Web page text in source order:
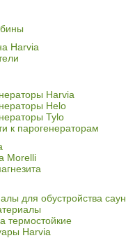
Harvia
Harvia
Helo
Tylo
к парогенераторам
Morelli
для обустройства саун
термостойкие
Harvia